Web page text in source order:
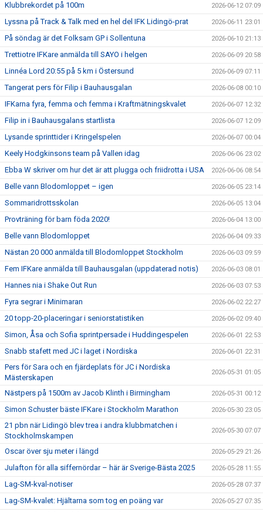
Klubbrekordet på 100m 2026-06-12 07:09
Lyssna på Track & Talk med en hel del IFK Lidingö-prat 2026-06-11 23:01
På söndag är det Folksam GP i Sollentuna 2026-06-10 21:13
Trettiotre IFKare anmälda till SAYO i helgen 2026-06-09 20:58
Linnéa Lord 20:55 på 5 km i Östersund 2026-06-09 07:11
Tangerat pers för Filip i Bauhausgalan 2026-06-08 00:10
IFKarna fyra, femma och femma i Kraftmätningskvalet 2026-06-07 12:32
Filip in i Bauhausgalans startlista 2026-06-07 12:09
Lysande sprinttider i Kringelspelen 2026-06-07 00:04
Keely Hodgkinsons team på Vallen idag 2026-06-06 23:02
Ebba W skriver om hur det är att plugga och friidrotta i USA 2026-06-06 08:54
Belle vann Blodomloppet – igen 2026-06-05 23:14
Sommaridrottsskolan 2026-06-05 13:04
Provträning för barn föda 2020! 2026-06-04 13:00
Belle vann Blodomloppet 2026-06-04 09:33
Nästan 20 000 anmälda till Blodomloppet Stockholm 2026-06-03 09:59
Fem IFKare anmälda till Bauhausgalan (uppdaterad notis) 2026-06-03 08:01
Hannes nia i Shake Out Run 2026-06-03 07:53
Fyra segrar i Minimaran 2026-06-02 22:27
20 topp-20-placeringar i seniorstatistiken 2026-06-02 09:40
Simon, Åsa och Sofia sprintpersade i Huddingespelen 2026-06-01 22:53
Snabb stafett med JC i laget i Nordiska 2026-06-01 22:31
Pers för Sara och en fjärdeplats för JC i Nordiska
Mästerskapen
2026-05-31 01:05
Nästpers på 1500m av Jacob Klinth i Birmingham 2026-05-31 00:12
Simon Schuster bäste IFKare i Stockholm Marathon 2026-05-30 23:05
21 pbn när Lidingö blev trea i andra klubbmatchen i
Stockholmskampen
2026-05-30 07:07
Oscar över sju meter i längd 2026-05-29 21:26
Julafton för alla siffernördar – här är Sverige-Bästa 2025 2026-05-28 11:55
Lag-SM-kval-notiser 2026-05-28 07:37
Lag-SM-kvalet: Hjältarna som tog en poäng var 2026-05-27 07:35